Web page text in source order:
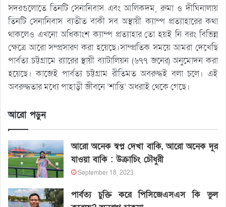
সদরগুলোতে তিনটি সেনানিবাস এবং আলিকদম, রুমা ও দীঘিনালায়
তিনটি সেনানিবাস ব্যতীত বাকী সব অস্থায়ী ক্যাম্প প্রত্যাহারের কথা
থাকলেও এখনো অধিকাংশ ক্যাম্প প্রত্যাহার তো হয়ই নি বরং বিভিন্ন
ক্ষেত্রে আরো সম্প্রসারণ করা হয়েছে।সাম্প্রতিক সময়ে আমরা দেখেছি
পার্বত্য চট্টগ্রামে র‌্যারের স্থায়ী ব্যাটালিয়ন (৬৭৭ জনের) অনুমোদন করা
হয়েছে। কাজেই পার্বত্য চট্টগ্রাম রীতিমত অবরুদ্ধই বলা চলে। এই
অবরুদ্ধতার মধ্যে পাহাড়ী জীবনে ‘শান্তি’ অধরাই থেকে গেছে।
আরো পড়ুন
আরো অনেক স্বপ্ন দেখা বাকি, আরো অনেক দূর
যাওয়া বাকি : উক্রাচিং চৌধুরী
September 18, 2023
পার্বত্য চুক্তি করে পিসিজেএসএস কি ভুল